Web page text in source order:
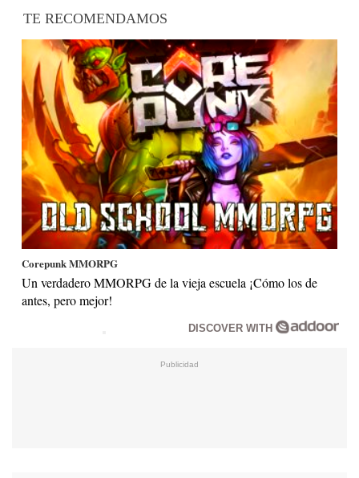
TE RECOMENDAMOS
Corepunk MMORPG
Un verdadero MMORPG de la vieja escuela ¡Cómo los de
antes, pero mejor!
DISCOVER WITH